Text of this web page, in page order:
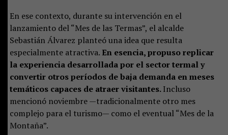
En ese contexto, durante su intervención en el
lanzamiento del “Mes de las Termas”, el alcalde
Sebastián Álvarez planteó una idea que resulta
especialmente atractiva. En esencia, propuso replicar
la experiencia desarrollada por el sector termal y
convertir otros períodos de baja demanda en meses
temáticos capaces de atraer visitantes.Incluso
mencionó noviembre —tradicionalmente otro mes
complejo para el turismo— como el eventual “Mes de la
Montaña”.